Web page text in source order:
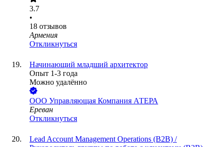
3.7
•
18 отзывов
Армения
Откликнуться
Начинающий младший архитектор
Опыт 1-3 года
Можно удалённо
ООО Управляющая Компания АТЕРА
Ереван
Откликнуться
Lead Account Management Operations (B2B) /